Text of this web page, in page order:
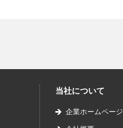
当社について
企業ホームページ